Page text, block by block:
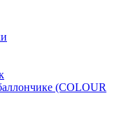
(COLOUR